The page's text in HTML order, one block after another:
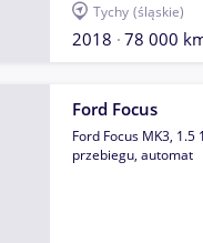
Tychy (śląskie)
2018 78 000
Ford Focus
Ford Focus MK3, 1.5
przebiegu, automat